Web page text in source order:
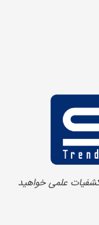
کشفیات علمی خواهید